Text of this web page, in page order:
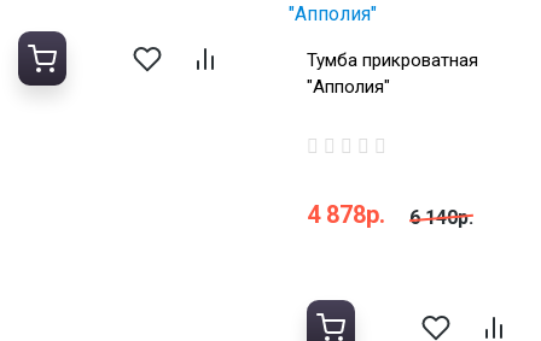
Тумба прикроватная
"Апполия"
4 878р. 6 140р.